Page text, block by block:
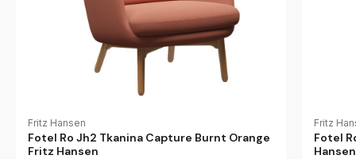
Fritz Hansen
Fotel Ro Jh2 Tkanina Capture Burnt Orange
Fritz Hansen
Fritz
Fotel
Hansen